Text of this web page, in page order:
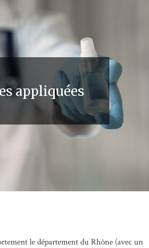
appliquées
le département du Rhône (avec un